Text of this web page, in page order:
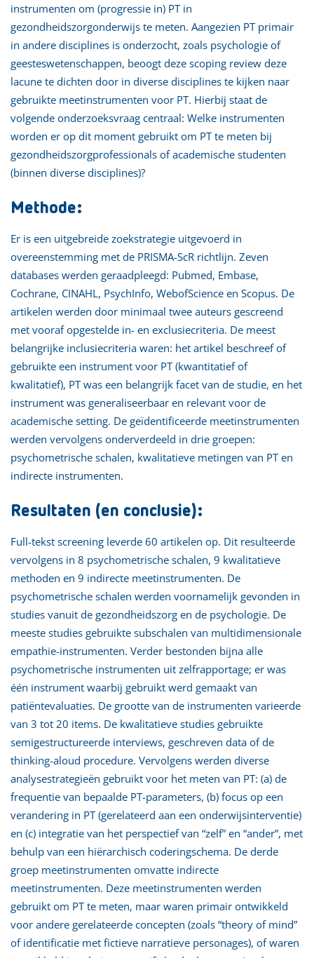
instrumenten om (progressie in) PT in
gezondheidszorgonderwijs te meten. Aangezien PT primair
in andere disciplines is onderzocht, zoals psychologie of
geesteswetenschappen, beoogt deze scoping review deze
lacune te dichten door in diverse disciplines te kijken naar
gebruikte meetinstrumenten voor PT. Hierbij staat de
volgende onderzoeksvraag centraal: Welke instrumenten
worden er op dit moment gebruikt om PT te meten bij
gezondheidszorgprofessionals of academische studenten
(binnen diverse disciplines)?
Methode:
Er is een uitgebreide zoekstrategie uitgevoerd in
overeenstemming met de PRISMA-ScR richtlijn. Zeven
databases werden geraadpleegd: Pubmed, Embase,
Cochrane, CINAHL, PsychInfo, WebofScience en Scopus. De
artikelen werden door minimaal twee auteurs gescreend
met vooraf opgestelde in- en exclusiecriteria. De meest
belangrijke inclusiecriteria waren: het artikel beschreef of
gebruikte een instrument voor PT (kwantitatief of
kwalitatief), PT was een belangrijk facet van de studie, en het
instrument was generaliseerbaar en relevant voor de
academische setting. De geïdentificeerde meetinstrumenten
werden vervolgens onderverdeeld in drie groepen:
psychometrische schalen, kwalitatieve metingen van PT en
indirecte instrumenten.
Resultaten (en conclusie):
Full-tekst screening leverde 60 artikelen op. Dit resulteerde
vervolgens in 8 psychometrische schalen, 9 kwalitatieve
methoden en 9 indirecte meetinstrumenten. De
psychometrische schalen werden voornamelijk gevonden in
studies vanuit de gezondheidszorg en de psychologie. De
meeste studies gebruikte subschalen van multidimensionale
empathie-instrumenten. Verder bestonden bijna alle
psychometrische instrumenten uit zelfrapportage; er was
één instrument waarbij gebruikt werd gemaakt van
patiëntevaluaties. De grootte van de instrumenten varieerde
van 3 tot 20 items. De kwalitatieve studies gebruikte
semigestructureerde interviews, geschreven data of de
thinking-aloud procedure. Vervolgens werden diverse
analysestrategieën gebruikt voor het meten van PT: (a) de
frequentie van bepaalde PT-parameters, (b) focus op een
verandering in PT (gerelateerd aan een onderwijsinterventie)
en (c) integratie van het perspectief van “zelf” en “ander”, met
behulp van een hiërarchisch coderingschema. De derde
groep meetinstrumenten omvatte indirecte
meetinstrumenten. Deze meetinstrumenten werden
gebruikt om PT te meten, maar waren primair ontwikkeld
voor andere gerelateerde concepten (zoals “theory of mind”
of identificatie met fictieve narratieve personages), of waren